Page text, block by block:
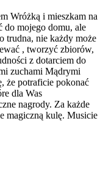
Wróżką i mieszkam na
do mojego domu, ale
trudna, nie każdy może
, tworzyć zbiorów,
z dotarciem do
zuchami Mądrymi
że potraficie pokonać
dla Was
nagrody. Za każde
magiczną kulę. Musicie